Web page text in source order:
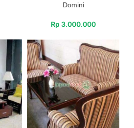
Domini
Rp 3.000.000